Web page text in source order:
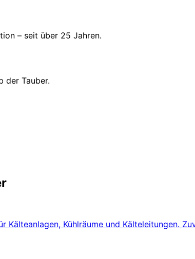
– seit über 25 Jahren.
der Tauber.
Kühlräume und Kälteleitungen.